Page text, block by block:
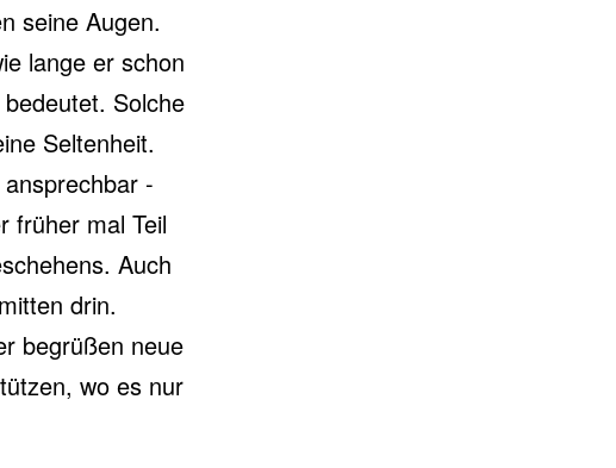
seine Augen.
lange er schon
Solche
Seltenheit.
-
früher mal Teil
Auch
drin.
begrüßen neue
wo es nur